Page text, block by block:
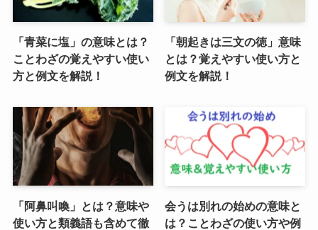
「青菜に塩」の意味とは？
ことわざの覚えやすい使い
方と例文を解説！
「朝起きは三文の徳」意味
とは？覚えやすい使い方と
例文を解説！
「阿鼻叫喚」とは？意味や
使い方と類義語も含めて徹
会うは別れの始めの意味と
は？ことわざの使い方や例